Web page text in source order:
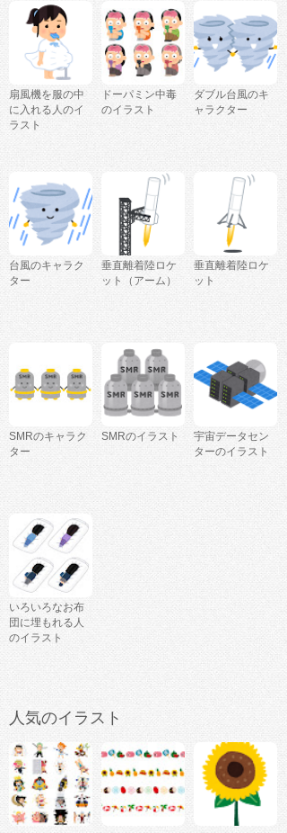
扇風機を服の中
に入れる人のイ
ラスト
ドーパミン中毒
のイラスト
ダブル台風のキ
ャラクター
台風のキャラク
ター
垂直離着陸ロケ
ット（アーム）
垂直離着陸ロケ
ット
SMRのキャラク
ター
SMRのイラスト
宇宙データセン
ターのイラスト
いろいろなお布
団に埋もれる人
のイラスト
人気のイラスト